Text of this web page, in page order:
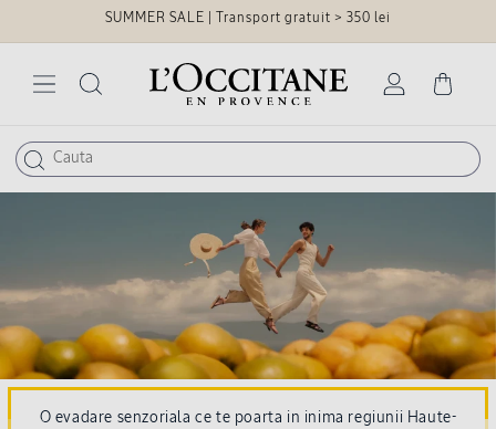
SUMMER SALE | Transport gratuit > 350 lei
Cos
O evadare senzoriala ce te poarta in inima regiunii Haute-